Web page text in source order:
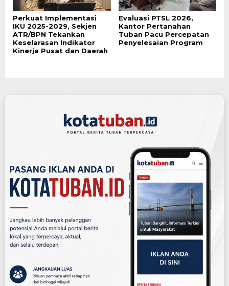
Perkuat Implementasi
IKU 2025-2029, Sekjen
ATR/BPN Tekankan
Keselarasan Indikator
Kinerja Pusat dan Daerah
Evaluasi PTSL 2026,
Kantor Pertanahan
Tuban Pacu Percepatan
Penyelesaian Program